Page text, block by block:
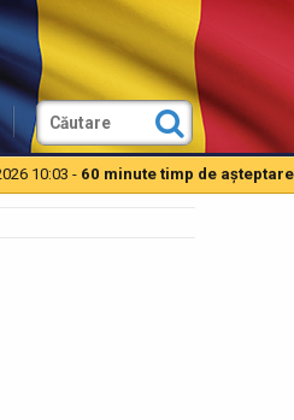
10:03 -60 minute timp de aşteptare